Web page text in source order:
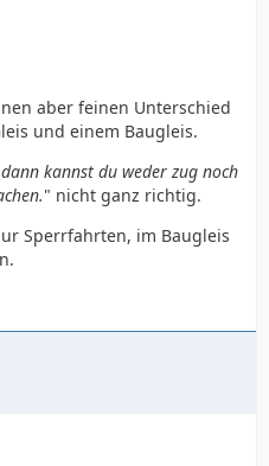
aber feinen Unterschied
und einem Baugleis.
kannst du weder zug noch
" nicht ganz richtig.
Sperrfahrten, im Baugleis